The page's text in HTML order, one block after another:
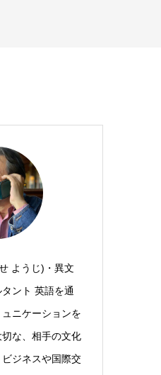
ようじ)・異文
ント 英語を通
ニケーションを
な、相手の文化
ジネスや国際交